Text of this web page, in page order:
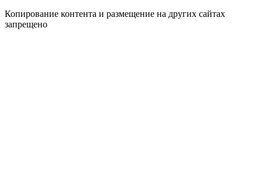
Копирование контента и размещение на других сайтах
запрещено